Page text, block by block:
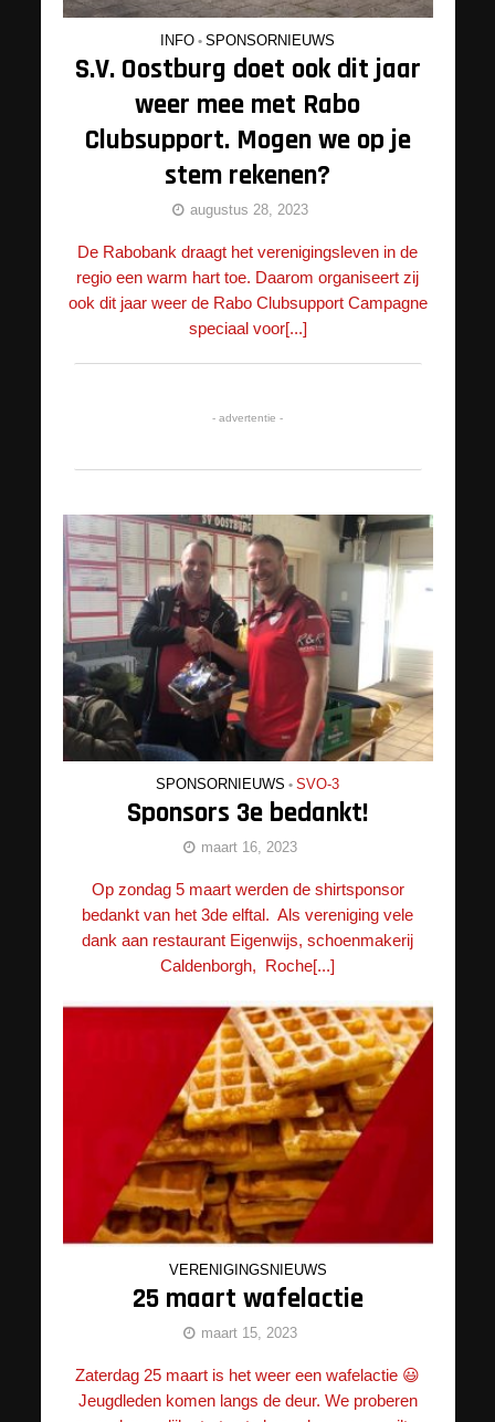
INFO • SPONSORNIEUWS
S.V. Oostburg doet ook dit jaar
weer mee met Rabo
Clubsupport. Mogen we op je
stem rekenen?
augustus 28, 2023
De Rabobank draagt het verenigingsleven in de
regio een warm hart toe. Daarom organiseert zij
ook dit jaar weer de Rabo Clubsupport Campagne
speciaal voor[...]
- advertentie -
SPONSORNIEUWS • SVO-3
Sponsors 3e bedankt!
maart 16, 2023
Op zondag 5 maart werden de shirtsponsor
bedankt van het 3de elftal. Als vereniging vele
dank aan restaurant Eigenwijs, schoenmakerij
Caldenborgh, Roche[...]
VERENIGINGSNIEUWS
25 maart wafelactie
maart 15, 2023
Zaterdag 25 maart is het weer een wafelactie 😃
Jeugdleden komen langs de deur. We proberen